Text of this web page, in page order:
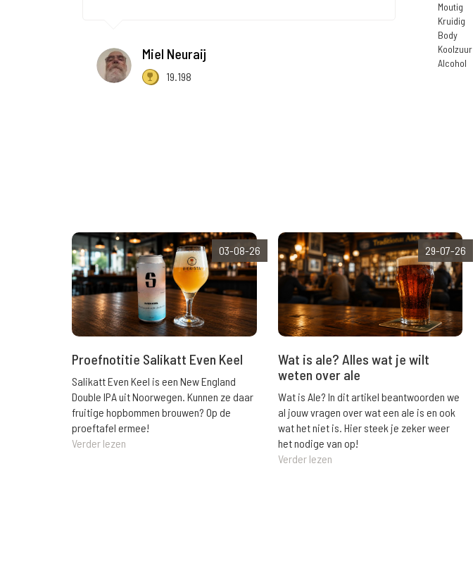
Miel Neuraij
19.198
Moutig
Kruidig
Body
Koolzuur
Alcohol
03-08-26
Proefnotitie Salikatt Even Keel
Salikatt Even Keel is een New England
Double IPA uit Noorwegen. Kunnen ze daar
fruitige hopbommen brouwen? Op de
proeftafel ermee!
Verder lezen
29-07-26
Wat is ale? Alles wat je wilt
weten over ale
Wat is Ale? In dit artikel beantwoorden we
al jouw vragen over wat een ale is en ook
wat het niet is. Hier steek je zeker weer
het nodige van op!
Verder lezen